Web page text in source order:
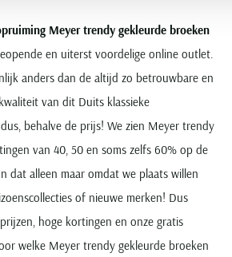
Meyer trendy gekleurde broeken
en uiterst voordelige online outlet.
anders dan de altijd zo betrouwbare en
van dit Duits klassieke
behalve de prijs! We zien Meyer trendy
van 40, 50 en soms zelfs 60% op de
dat alleen maar omdat we plaats willen
of nieuwe merken! Dus
hoge kortingen en onze gratis
welke Meyer trendy gekleurde broeken